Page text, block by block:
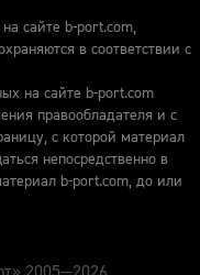
сайте b-port.com,
в соответствии с
на сайте b-port.com
правообладателя и с
с которой материал
непосредственно в
b-port.com, до или